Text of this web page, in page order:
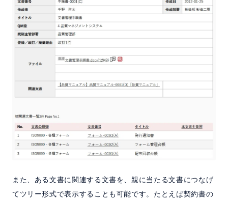
また、ある文書に関連する文書を、親に当たる文書につなげ
てツリー形式で表示することも可能です。たとえば契約書の